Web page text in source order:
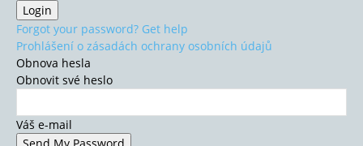
Forgot your password? Get help
Prohlášení o zásadách ochrany osobních údajů
Obnova hesla
Obnovit své heslo
Váš e-mail